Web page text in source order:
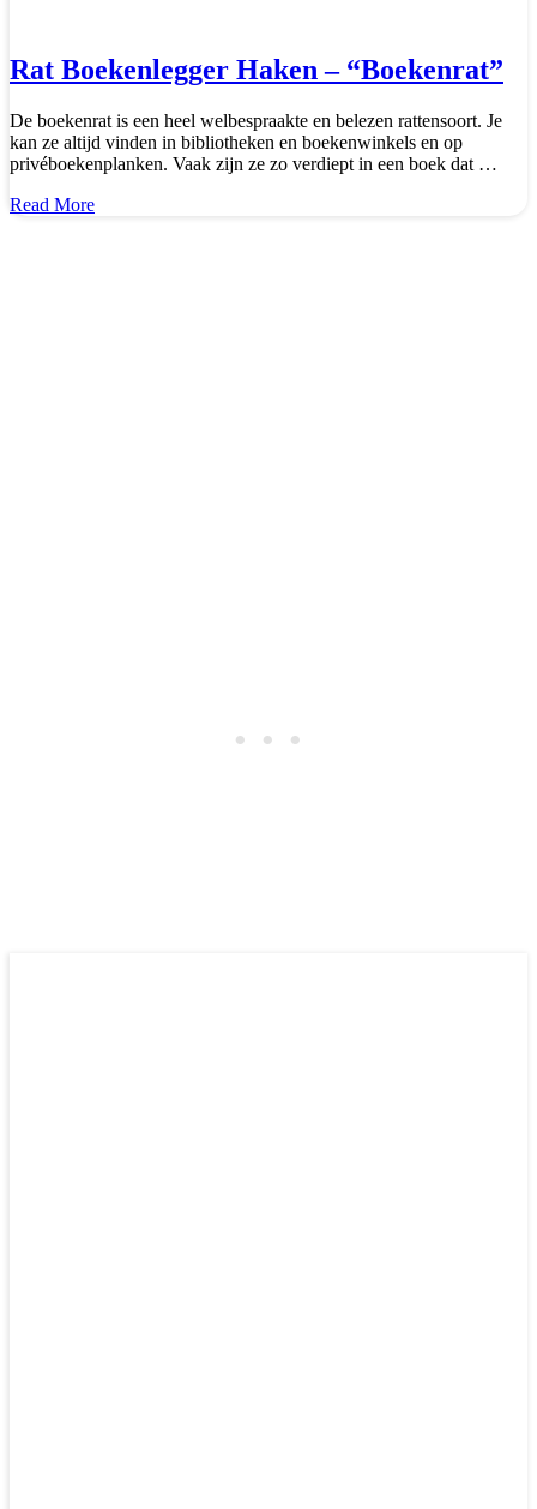
Rat Boekenlegger Haken – “Boekenrat”
De boekenrat is een heel welbespraakte en belezen rattensoort. Je
kan ze altijd vinden in bibliotheken en boekenwinkels en op
privéboekenplanken. Vaak zijn ze zo verdiept in een boek dat …
Read Moreabout